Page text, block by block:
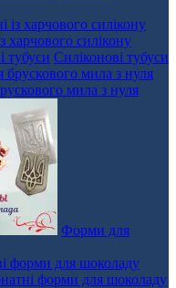
харчового силікону
Силіконові тубуси
мила з нуля
Форми для
форми для шоколаду
форми для шоколаду